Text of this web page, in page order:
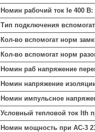
Номин рабочий ток Ie 400 В:
Тип подключения
Кол-во вспомогат норм
Кол-во вспомогат норм
Номин раб напряжение
Номин напряжение
Номин импульсное
Условный тепловой ток Ith
Номин мощность при AC-3